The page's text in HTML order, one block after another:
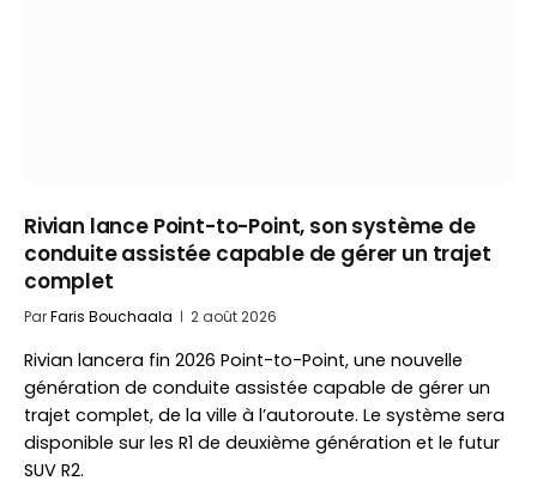
Rivian lance Point-to-Point, son système de
conduite assistée capable de gérer un trajet
complet
ParFaris Bouchaala 2 août 2026
Rivian lancera fin 2026 Point-to-Point, une nouvelle
génération de conduite assistée capable de gérer un
trajet complet, de la ville à l’autoroute. Le système sera
disponible sur les R1 de deuxième génération et le futur
SUV R2.